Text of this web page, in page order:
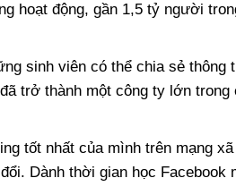
hoạt động, gần 1,5 tỷ người
sinh viên có thể chia sẻ thông
trở thành một công ty lớn trong
tốt nhất của mình trên mạng
Dành thời gian học Facebook